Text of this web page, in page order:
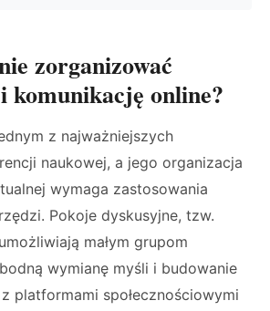
zorganizować
komunikację online?
z najważniejszych
naukowej, a jego organizacja
wymaga zastosowania
Pokoje dyskusyjne, tzw.
małym grupom
wymianę myśli i budowanie
platformami społecznościowymi